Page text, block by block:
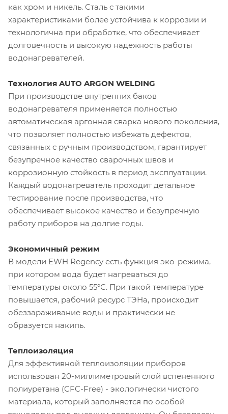
как хром и никель. Сталь с такими
характеристиками более устойчива к коррозии и
технологична при обработке, что обеспечивает
долговечность и высокую надежность работы
водонагревателей.
Технология AUTO ARGON WELDING
При производстве внутренних баков
водонагревателя применяется полностью
автоматическая аргонная сварка нового поколения,
что позволяет полностью избежать дефектов,
связанных с ручным производством, гарантирует
безупречное качество сварочных швов и
коррозионную стойкость в период эксплуатации.
Каждый водонагреватель проходит детальное
тестирование после производства, что
обеспечивает высокое качество и безупречную
работу приборов на долгие годы.
Экономичный режим
В модели EWH Regency есть функция эко-режима,
при котором вода будет нагреваться до
температуры около 55°С. При такой температуре
повышается, рабочий ресурс ТЭНа, происходит
обеззараживание воды и практически не
образуется накипь.
Теплоизоляция
Для эффективной теплоизоляции приборов
использован 20-миллиметровый слой вспененного
полиуретана (CFC-Free) - экологически чистого
материала, который заполняется по особой